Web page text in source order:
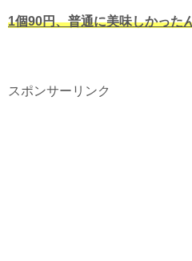
1個90円、普通に美味しかった
スポンサーリンク